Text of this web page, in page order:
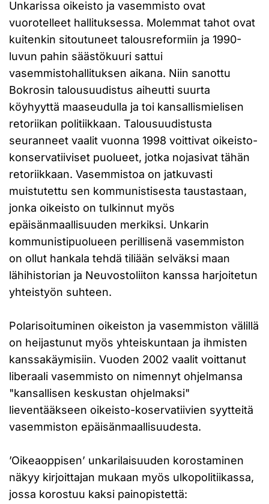
Unkarissa oikeisto ja vasemmisto ovat
vuorotelleet hallituksessa. Molemmat tahot ovat
kuitenkin sitoutuneet talousreformiin ja 1990-
luvun pahin säästökuuri sattui
vasemmistohallituksen aikana. Niin sanottu
Bokrosin talousuudistus aiheutti suurta
köyhyyttä maaseudulla ja toi kansallismielisen
retoriikan politiikkaan. Talousuudistusta
seuranneet vaalit vuonna 1998 voittivat oikeisto-
konservatiiviset puolueet, jotka nojasivat tähän
retoriikkaan. Vasemmistoa on jatkuvasti
muistutettu sen kommunistisesta taustastaan,
jonka oikeisto on tulkinnut myös
epäisänmaallisuuden merkiksi. Unkarin
kommunistipuolueen perillisenä vasemmiston
on ollut hankala tehdä tiliään selväksi maan
lähihistorian ja Neuvostoliiton kanssa harjoitetun
yhteistyön suhteen.
Polarisoituminen oikeiston ja vasemmiston välillä
on heijastunut myös yhteiskuntaan ja ihmisten
kanssakäymisiin. Vuoden 2002 vaalit voittanut
liberaali vasemmisto on nimennyt ohjelmansa
"kansallisen keskustan ohjelmaksi"
lieventääkseen oikeisto-koservatiivien syytteitä
vasemmiston epäisänmaallisuudesta.
’Oikeaoppisen’ unkarilaisuuden korostaminen
näkyy kirjoittajan mukaan myös ulkopolitiikassa,
jossa korostuu kaksi painopistettä: